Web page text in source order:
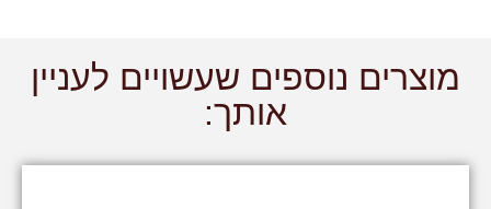
מוצרים נוספים שעשויים לעניין
אותך: